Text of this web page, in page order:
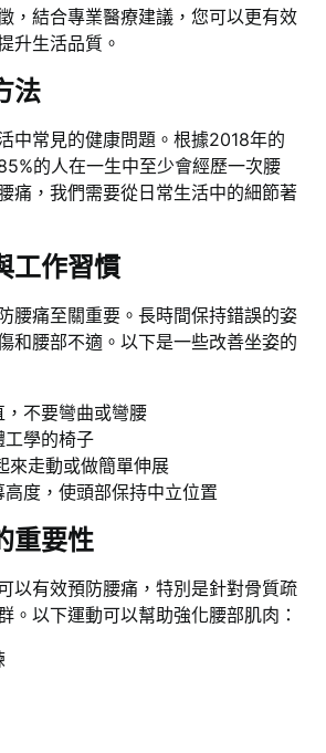
，結合專業醫療建議，您可以更有效
升生活品質。
法
中常見的健康問題。根據2018年的
的人在一生中至少會經歷一次腰
痛，我們需要從日常生活中的細節著
工作習慣
腰痛至關重要。長時間保持錯誤的姿
和腰部不適。以下是一些改善坐姿的
不要彎曲或彎腰
工學的椅子
來走動或做簡單伸展
度，使頭部保持中立位置
重要性
以有效預防腰痛，特別是針對骨質疏
。以下運動可以幫助強化腰部肌肉：